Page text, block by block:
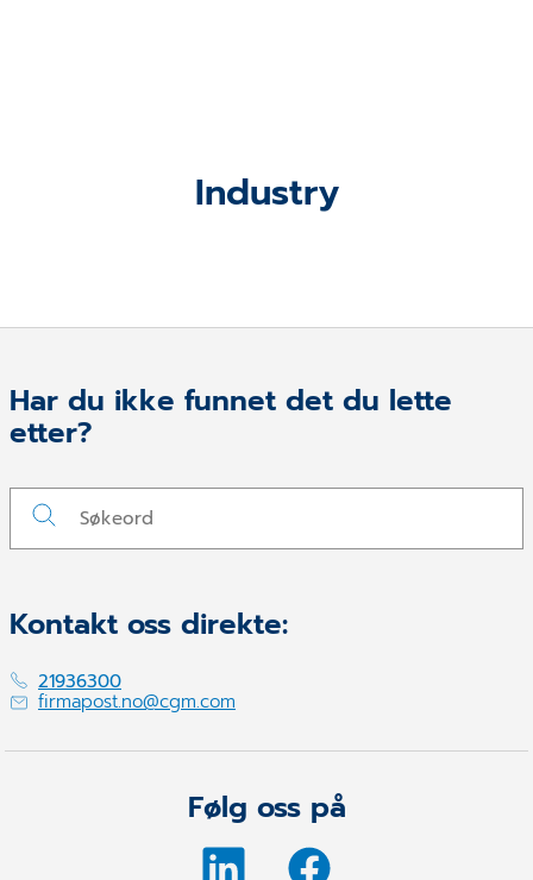
Industry
Har du ikke funnet det du lette
etter?
Kontakt oss direkte:
21936300
firmapost.no@cgm.com
Følg oss på